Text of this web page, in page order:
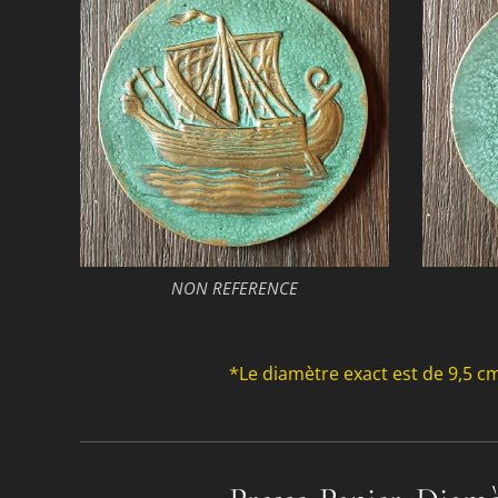
NON REFERENCE
*Le diamètre exact est de 9,5